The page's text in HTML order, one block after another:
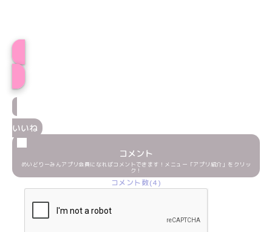
いいね
コメント
めいどりーみんアプリ会員になればコメントできます！メニュー「アプリ紹介」をクリッ
ク！
コメント数(4)